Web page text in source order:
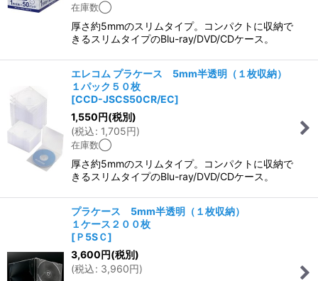
在庫数◯
厚さ約5mmのスリムタイプ。コンパクトに収納で
きるスリムタイプのBlu-ray/DVD/CDケース。
エレコム プラケース 5mm半透明（１枚収納）
１パック５０枚
[CCD-JSCS50CR/EC]
1,550円(税別)
(税込: 1,705円)
在庫数◯
厚さ約5mmのスリムタイプ。コンパクトに収納で
きるスリムタイプのBlu-ray/DVD/CDケース。
プラケース 5mm半透明（１枚収納）
１ケース２００枚
[Ｐ5SＣ]
3,600円(税別)
(税込: 3,960円)